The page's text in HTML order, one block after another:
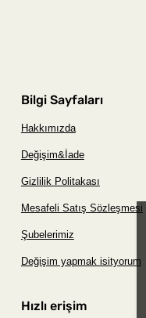
Bilgi Sayfaları
Hakkımızda
Değişim&İade
Gizlilik Politakası
Mesafeli Satış Sözleşmesi
Şubelerimiz
Değişim yapmak isityorum
Hızlı erişim